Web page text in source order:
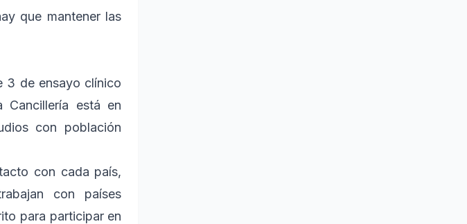
que mantener las
3 de ensayo clínico
Cancillería está en
con población
con cada país,
con países
para participar en